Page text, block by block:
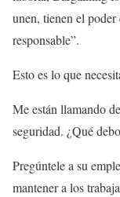
unen, tienen el poder
responsable”.
Esto es lo que
Me están llamando
seguridad. ¿Qué
Pregúntele a su
mantener a los